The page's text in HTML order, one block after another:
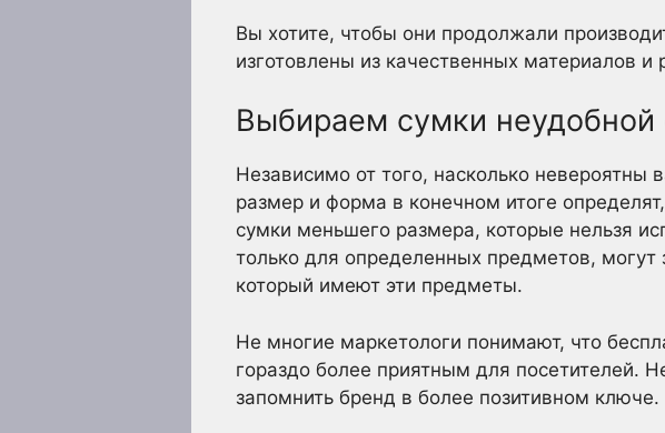
Вы хотите, чтобы они продолжали
изготовлены из качественных материалов
Выбираем сумки
Независимо от того, насколько
размер и форма в конечном итоге
сумки меньшего размера, которые нельзя
только для определенных предметов, могут
который имеют эти предметы.
Не многие маркетологи понимают, что
гораздо более приятным для посетителей.
запомнить бренд в более позитивном ключе.